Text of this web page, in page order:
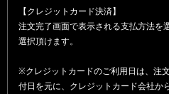
【クレジットカード決済】
注文完了画面で表示される支払方法を
選択頂けます。
※クレジットカードのご利用日は、注
付日を元に、クレジットカード会社か